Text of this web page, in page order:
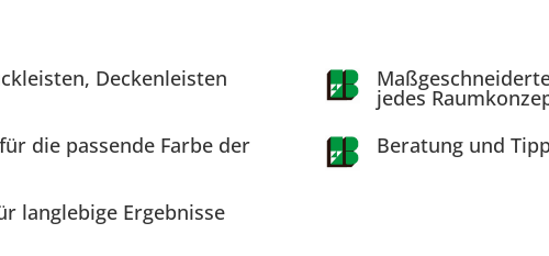
Deckenleisten
die passende Farbe der
langlebige Ergebnisse
jedes
Beratung und